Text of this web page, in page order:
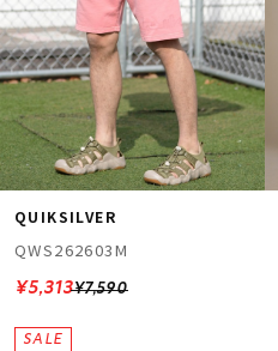
QUIKSILVER
QWS262603M
¥7,590
¥5,313